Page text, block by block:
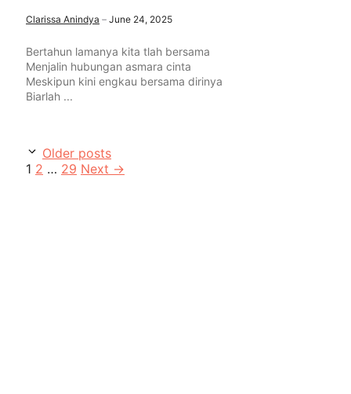
Clarissa Anindya June 24, 2025
Bertahun lamanya kita tlah bersama
Menjalin hubungan asmara cinta
Meskipun kini engkau bersama dirinya
Biarlah ...
Older posts
Page
1 Page
2 … Page
29 Next →